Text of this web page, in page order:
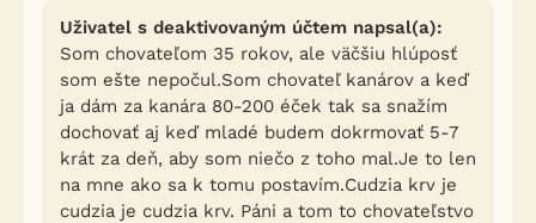
Uživatel s deaktivovaným účtem napsal(a):
Som chovateľom 35 rokov, ale väčšiu hlúposť
som ešte nepočul.Som chovateľ kanárov a keď
ja dám za kanára 80-200 éček tak sa snažím
dochovať aj keď mladé budem dokrmovať 5-7
krát za deň, aby som niečo z toho mal.Je to len
na mne ako sa k tomu postavím.Cudzia krv je
cudzia je cudzia krv. Páni a tom to chovateľstvo